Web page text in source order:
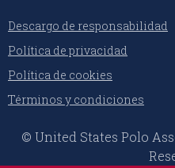
Descargo de responsabilidad
Política de privacidad
Política de cookies
Términos y condiciones
© United States Polo